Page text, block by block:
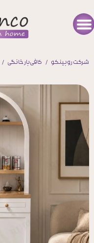
شرکت روبینکو کافی‌بار خانگی